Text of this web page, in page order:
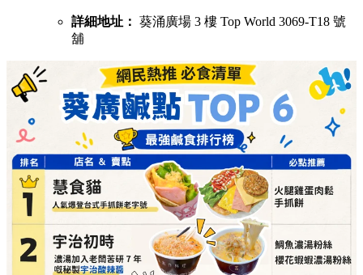
詳細地址： 葵涌廣場 3 樓 Top World 3069-T18 號
舖